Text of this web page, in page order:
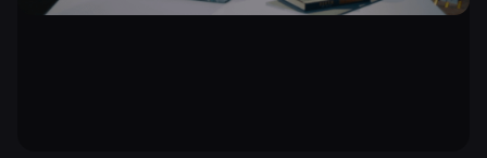
КОНТАКТИ